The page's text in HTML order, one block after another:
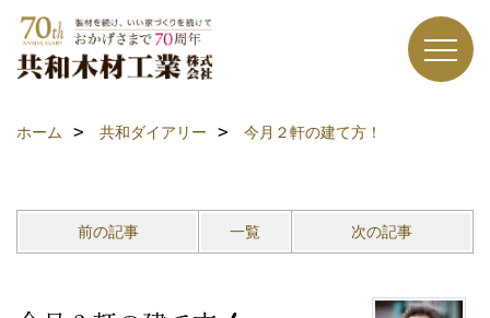
ホーム 共和ダイアリー 今月２軒の建て方！
前の記事 一覧 次の記事